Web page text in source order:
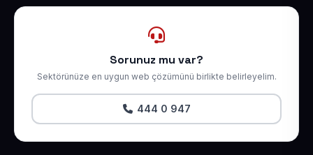
Sorunuz mu var?
Sektörünüze en uygun web çözümünü birlikte belirleyelim.
444 0 947